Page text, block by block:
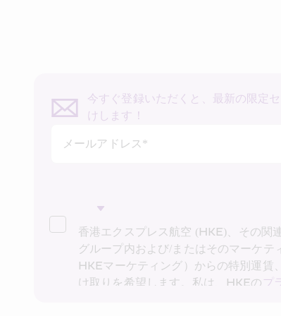
今すぐ登録いただくと、最新の限定
けします！
メールアドレス*
香港エクスプレス航空 (HKE)、その関
グループ内および/またはそのマーケテ
HKEマーケティング）からの特別運賃
け取りを希望します。私は、HKEの プ